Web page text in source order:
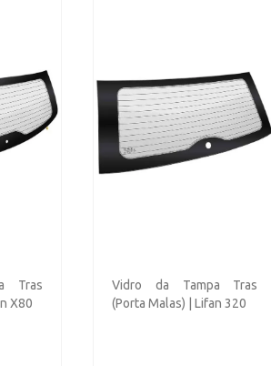
Tras
X80
Vidro da Tampa Tras
(Porta Malas) | Lifan 320